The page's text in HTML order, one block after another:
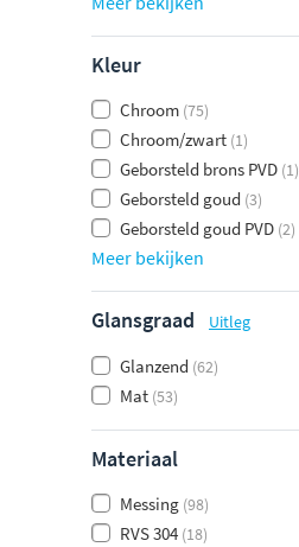
Kleur
Chroom (75)
Chroom/zwart (1)
Geborsteld brons PVD (1)
Geborsteld goud (3)
Geborsteld goud PVD (2)
Meer bekijken
Glansgraad Uitleg
Glanzend (62)
Mat (53)
Materiaal
Messing (98)
RVS 304 (18)